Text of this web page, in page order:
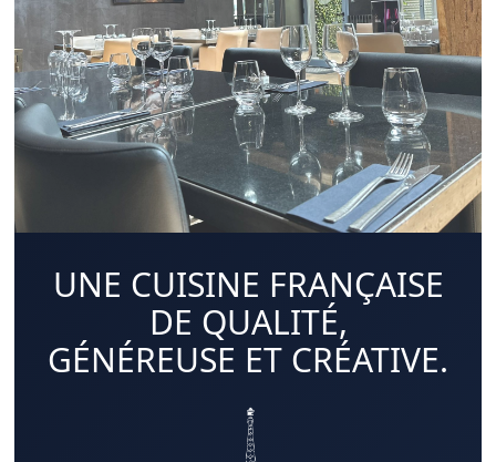
UNE CUISINE FRANÇAISE
DE QUALITÉ,
GÉNÉREUSE ET CRÉATIVE.